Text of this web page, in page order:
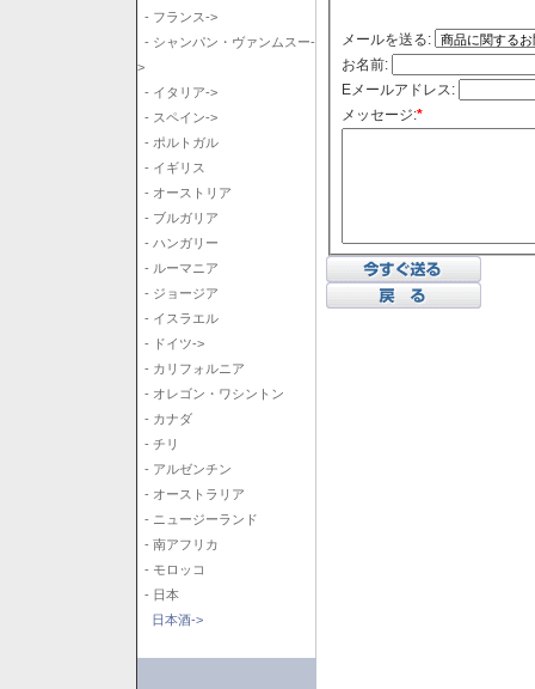
- フランス->
- シャンパン・ヴァンムスー-
>
- イタリア->
- スペイン->
- ポルトガル
- イギリス
- オーストリア
- ブルガリア
- ハンガリー
- ルーマニア
- ジョージア
- イスラエル
- ドイツ->
- カリフォルニア
- オレゴン・ワシントン
- カナダ
- チリ
- アルゼンチン
- オーストラリア
- ニュージーランド
- 南アフリカ
- モロッコ
- 日本
日本酒->
メールを送る:
お名前:
Eメールアドレス:
メッセージ:*